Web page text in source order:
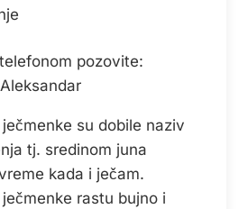
pozovite:
su dobile naziv
tj. sredinom juna
kada i ječam.
rastu bujno i